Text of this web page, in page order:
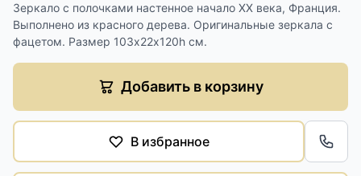
Зеркало с полочками настенное начало XX века, Франция.
Выполнено из красного дерева. Оригинальные зеркала с
фацетом. Размер 103х22х120h см.
Добавить в корзину
В избранное